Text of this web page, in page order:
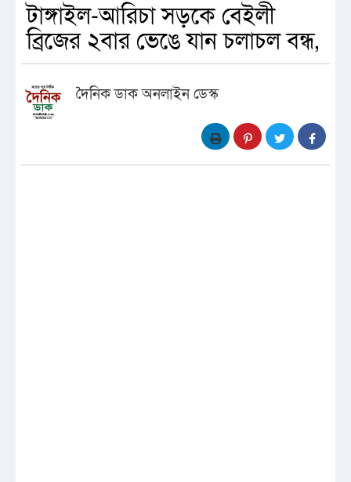
টাঙ্গাইল-আরিচা সড়কে বেইলী
ব্রিজের ২বার ভেঙে যান চলাচল বন্ধ,
দৈনিক ডাক অনলাইন ডেস্ক